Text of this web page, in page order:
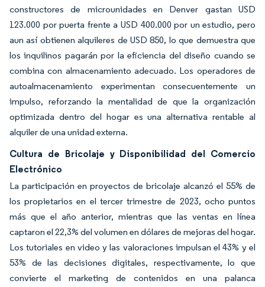
constructores de microunidades en Denver gastan USD
123.000 por puerta frente a USD 400.000 por un estudio, pero
aun así obtienen alquileres de USD 850, lo que demuestra que
los inquilinos pagarán por la eficiencia del diseño cuando se
combina con almacenamiento adecuado. Los operadores de
autoalmacenamiento experimentan consecuentemente un
impulso, reforzando la mentalidad de que la organización
optimizada dentro del hogar es una alternativa rentable al
alquiler de una unidad externa.
Cultura de Bricolaje y Disponibilidad del Comercio
Electrónico
La participación en proyectos de bricolaje alcanzó el 55% de
los propietarios en el tercer trimestre de 2023, ocho puntos
más que el año anterior, mientras que las ventas en línea
captaron el 22,3% del volumen en dólares de mejoras del hogar.
Los tutoriales en video y las valoraciones impulsan el 43% y el
53% de las decisiones digitales, respectivamente, lo que
convierte el marketing de contenidos en una palanca